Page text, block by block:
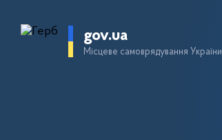
gov.ua
Місцеве самоврядування України